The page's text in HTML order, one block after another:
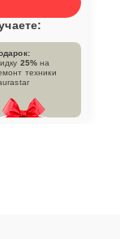
25% на
техники